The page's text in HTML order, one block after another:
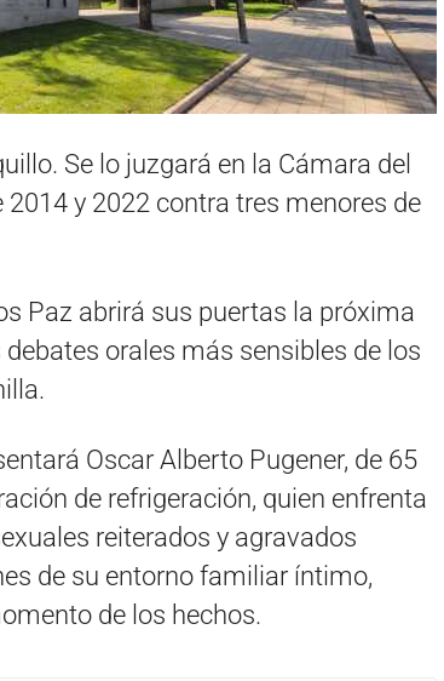
Se lo juzgará en la Cámara del
y 2022 contra tres menores de
Paz abrirá sus puertas la próxima
orales más sensibles de los
Oscar Alberto Pugener, de 65
de refrigeración, quien enfrenta
reiterados y agravados
de su entorno familiar íntimo,
de los hechos.